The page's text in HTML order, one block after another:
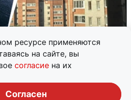
ресурсе применяются
на сайте, вы
согласие на их
Согласен